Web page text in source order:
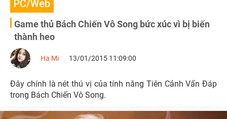
PC/Web
Game thủ Bách Chiến Vô Song bức xúc vì bị biến
thành heo
Ha Mi 13/01/2015 11:09:00
Đây chính là nét thú vị của tính năng Tiên Cảnh Vấn Đáp
trong Bách Chiến Vô Song.